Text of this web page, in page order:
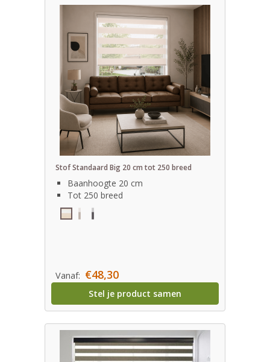
Stof Standaard Big 20 cm tot 250 breed
Baanhoogte 20 cm
Tot 250 breed
Vanaf: €48,30
Stel je product samen